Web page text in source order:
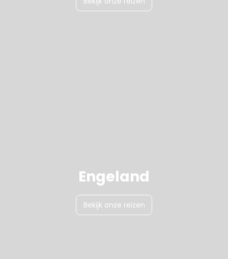
Engeland
Bekijk onze reizen